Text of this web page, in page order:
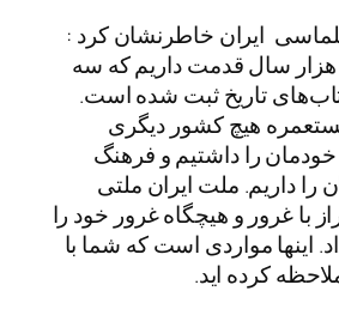
ایران خاطرنشان کرد :
سال قدمت داریم که سه
تاریخ ثبت شده است.
مستعمره هیچ کشور دیگری
خودمان را داشتیم و فرهنگ
را داریم. ملت ایران ملتی
با غرور و هیچگاه غرور خود را
اینها مواردی است که شما با
کرده اید.